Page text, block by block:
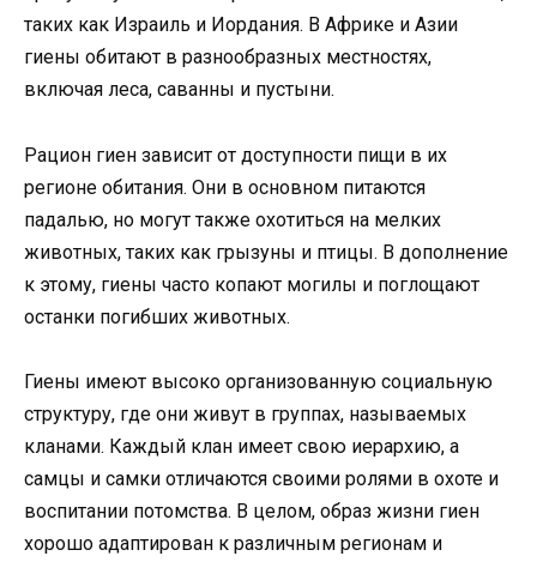
таких как Израиль и Иордания. В Африке и Азии
гиены обитают в разнообразных местностях,
включая леса, саванны и пустыни.
Рацион гиен зависит от доступности пищи в их
регионе обитания. Они в основном питаются
падалью, но могут также охотиться на мелких
животных, таких как грызуны и птицы. В дополнение
к этому, гиены часто копают могилы и поглощают
останки погибших животных.
Гиены имеют высоко организованную социальную
структуру, где они живут в группах, называемых
кланами. Каждый клан имеет свою иерархию, а
самцы и самки отличаются своими ролями в охоте и
воспитании потомства. В целом, образ жизни гиен
хорошо адаптирован к различным регионам и